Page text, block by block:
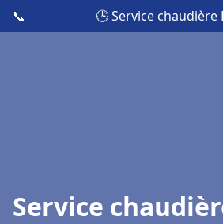
📞 🕒 Service
Service